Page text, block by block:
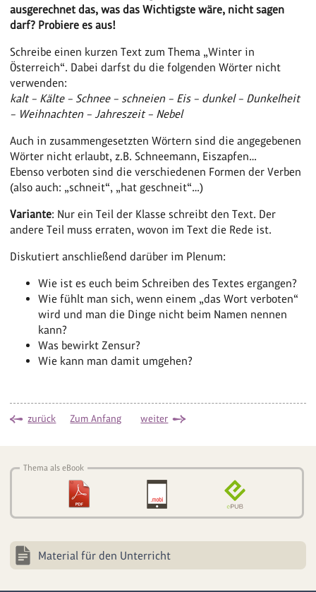
ausgerechnet das, was das Wichtigste wäre, nicht sagen
darf? Probiere es aus!
Schreibe einen kurzen Text zum Thema „Winter in
Österreich“. Dabei darfst du die folgenden Wörter nicht
verwenden:
kalt – Kälte – Schnee – schneien – Eis – dunkel – Dunkelheit
– Weihnachten – Jahreszeit – Nebel
Auch in zusammengesetzten Wörtern sind die angegebenen
Wörter nicht erlaubt, z.B. Schneemann, Eiszapfen…
Ebenso verboten sind die verschiedenen Formen der Verben
(also auch: „schneit“, „hat geschneit“…)
Variante: Nur ein Teil der Klasse schreibt den Text. Der
andere Teil muss erraten, wovon im Text die Rede ist.
Diskutiert anschließend darüber im Plenum:
Wie ist es euch beim Schreiben des Textes ergangen?
Wie fühlt man sich, wenn einem „das Wort verboten“
wird und man die Dinge nicht beim Namen nennen
kann?
Was bewirkt Zensur?
Wie kann man damit umgehen?
zurück Zum Anfang weiter
Thema als eBook
Material für den Unterricht